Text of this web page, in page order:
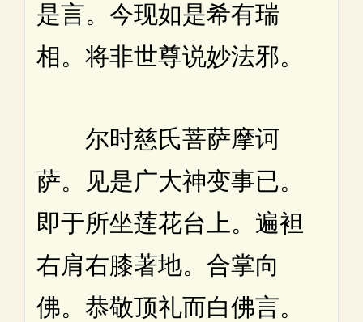
是言。今现如是希有瑞
相。将非世尊说妙法邪。
尔时慈氏菩萨摩诃
萨。见是广大神变事已。
即于所坐莲花台上。遍袒
右肩右膝著地。合掌向
佛。恭敬顶礼而白佛言。